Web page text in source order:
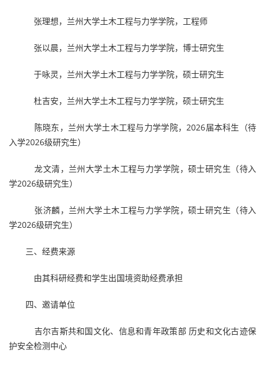
张理想，兰州大学土木工程与力学学院，工程师
张以晨，兰州大学土木工程与力学学院，博士研究生
于咏灵，兰州大学土木工程与力学学院，硕士研究生
杜吉安，兰州大学土木工程与力学学院，硕士研究生
陈晓东，兰州大学土木工程与力学学院，2026届本科生（待
入学2026级研究生）
龙文清，兰州大学土木工程与力学学院，硕士研究生（待入
学2026级研究生）
张济麟，兰州大学土木工程与力学学院，硕士研究生（待入
学2026级研究生）
三、经费来源
由其科研经费和学生出国境资助经费承担
四、邀请单位
吉尔吉斯共和国文化、信息和青年政策部 历史和文化古迹保
护安全检测中心